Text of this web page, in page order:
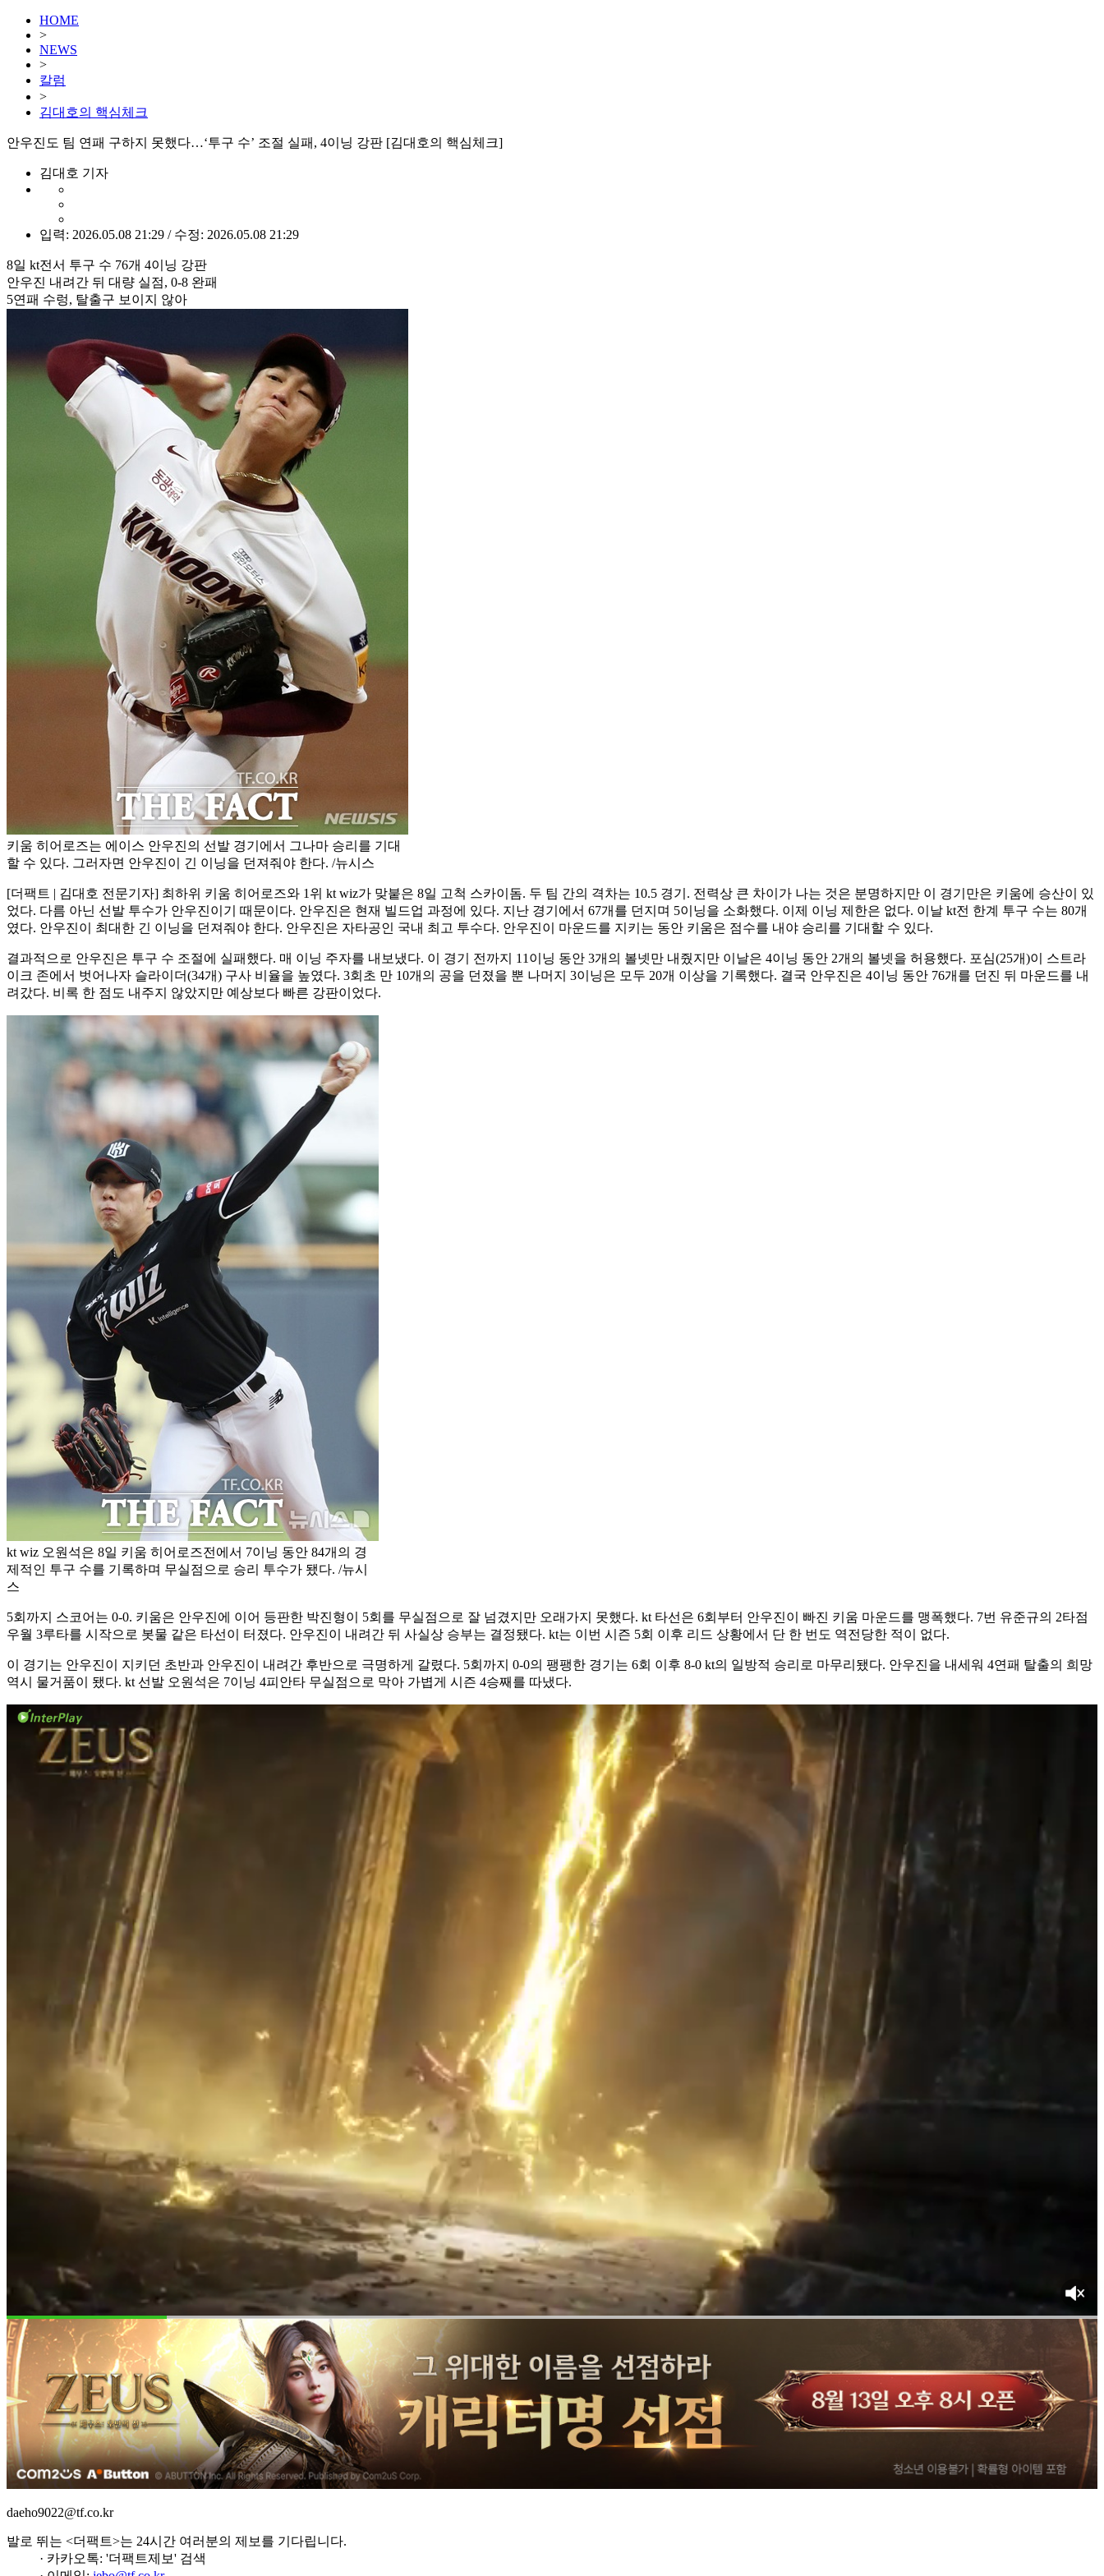
HOME
>
NEWS
>
칼럼
>
김대호의 핵심체크
안우진도 팀 연패 구하지 못했다…‘투구 수’ 조절 실패, 4이닝 강판 [김대호의 핵심체크]
김대호 기자
입력: 2026.05.08 21:29 / 수정: 2026.05.08 21:29
8일 kt전서 투구 수 76개 4이닝 강판
안우진 내려간 뒤 대량 실점, 0-8 완패
5연패 수렁, 탈출구 보이지 않아
키움 히어로즈는 에이스 안우진의 선발 경기에서 그나마 승리를 기대
할 수 있다. 그러자면 안우진이 긴 이닝을 던져줘야 한다. /뉴시스
[더팩트 | 김대호 전문기자] 최하위 키움 히어로즈와 1위 kt wiz가 맞붙은 8일 고척 스카이돔. 두 팀 간의 격차는 10.5 경기. 전력상 큰 차이가 나는 것은 분명하지만 이 경기만은 키움에 승산이 있
었다. 다름 아닌 선발 투수가 안우진이기 때문이다. 안우진은 현재 빌드업 과정에 있다. 지난 경기에서 67개를 던지며 5이닝을 소화했다. 이제 이닝 제한은 없다. 이날 kt전 한계 투구 수는 80개
였다. 안우진이 최대한 긴 이닝을 던져줘야 한다. 안우진은 자타공인 국내 최고 투수다. 안우진이 마운드를 지키는 동안 키움은 점수를 내야 승리를 기대할 수 있다.
결과적으로 안우진은 투구 수 조절에 실패했다. 매 이닝 주자를 내보냈다. 이 경기 전까지 11이닝 동안 3개의 볼넷만 내줬지만 이날은 4이닝 동안 2개의 볼넷을 허용했다. 포심(25개)이 스트라
이크 존에서 벗어나자 슬라이더(34개) 구사 비율을 높였다. 3회초 만 10개의 공을 던졌을 뿐 나머지 3이닝은 모두 20개 이상을 기록했다. 결국 안우진은 4이닝 동안 76개를 던진 뒤 마운드를 내
려갔다. 비록 한 점도 내주지 않았지만 예상보다 빠른 강판이었다.
kt wiz 오원석은 8일 키움 히어로즈전에서 7이닝 동안 84개의 경
제적인 투구 수를 기록하며 무실점으로 승리 투수가 됐다. /뉴시
스
5회까지 스코어는 0-0. 키움은 안우진에 이어 등판한 박진형이 5회를 무실점으로 잘 넘겼지만 오래가지 못했다. kt 타선은 6회부터 안우진이 빠진 키움 마운드를 맹폭했다. 7번 유준규의 2타점
우월 3루타를 시작으로 봇물 같은 타선이 터졌다. 안우진이 내려간 뒤 사실상 승부는 결정됐다. kt는 이번 시즌 5회 이후 리드 상황에서 단 한 번도 역전당한 적이 없다.
이 경기는 안우진이 지키던 초반과 안우진이 내려간 후반으로 극명하게 갈렸다. 5회까지 0-0의 팽팽한 경기는 6회 이후 8-0 kt의 일방적 승리로 마무리됐다. 안우진을 내세워 4연패 탈출의 희망
역시 물거품이 됐다. kt 선발 오원석은 7이닝 4피안타 무실점으로 막아 가볍게 시즌 4승째를 따냈다.
daeho9022@tf.co.kr
발로 뛰는 <더팩트>는 24시간 여러분의 제보를 기다립니다.
· 카카오톡: '더팩트제보' 검색